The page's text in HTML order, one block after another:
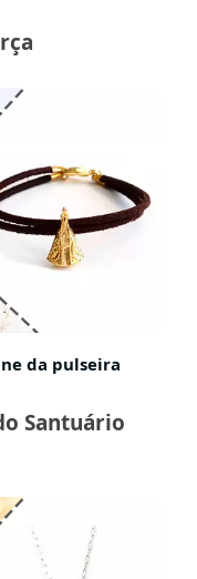
da pulseira
Santuário